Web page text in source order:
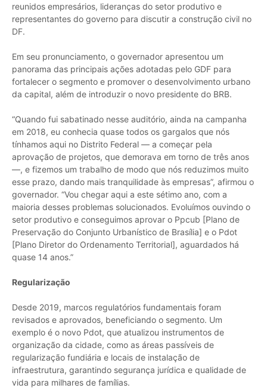
reunidos empresários, lideranças do setor produtivo e
representantes do governo para discutir a construção civil no
DF.
Em seu pronunciamento, o governador apresentou um
panorama das principais ações adotadas pelo GDF para
fortalecer o segmento e promover o desenvolvimento urbano
da capital, além de introduzir o novo presidente do BRB.
“Quando fui sabatinado nesse auditório, ainda na campanha
em 2018, eu conhecia quase todos os gargalos que nós
tínhamos aqui no Distrito Federal — a começar pela
aprovação de projetos, que demorava em torno de três anos
—, e fizemos um trabalho de modo que nós reduzimos muito
esse prazo, dando mais tranquilidade às empresas”, afirmou o
governador. “Vou chegar aqui a este sétimo ano, com a
maioria desses problemas solucionados. Evoluímos ouvindo o
setor produtivo e conseguimos aprovar o Ppcub [Plano de
Preservação do Conjunto Urbanístico de Brasília] e o Pdot
[Plano Diretor do Ordenamento Territorial], aguardados há
quase 14 anos.”
Regularização
Desde 2019, marcos regulatórios fundamentais foram
revisados e aprovados, beneficiando o segmento. Um
exemplo é o novo Pdot, que atualizou instrumentos de
organização da cidade, como as áreas passíveis de
regularização fundiária e locais de instalação de
infraestrutura, garantindo segurança jurídica e qualidade de
vida para milhares de famílias.